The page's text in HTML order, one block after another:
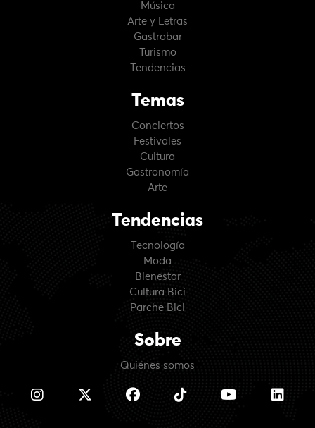
Música
Arte y Letras
Gastrobar
Turismo
Tendencias
Temas
Conciertos
Festivales
Cultura
Gastronomía
Arte
Tendencias
Tecnología
Moda
Bienestar
Cultura Bici
Parche Bici
Sobre
Quiénes somos